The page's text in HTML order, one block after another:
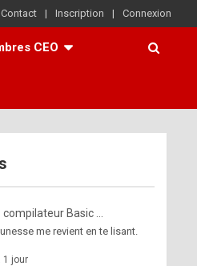
Contact Inscription Connexion
CEO
Basic ...
me revient en te lisant.
1 jour